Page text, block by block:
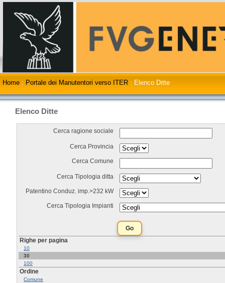
Home : Portale dei Manutentori verso ITER : Elenco Ditte
Elenco Ditte
Cerca ragione sociale
Cerca Provincia
Cerca Comune
Cerca Tipologia ditta
Patentino Conduz. imp.>232 kW
Cerca Tipologia Impianti
Righe per pagina
10
30
100
Ordine
Comune